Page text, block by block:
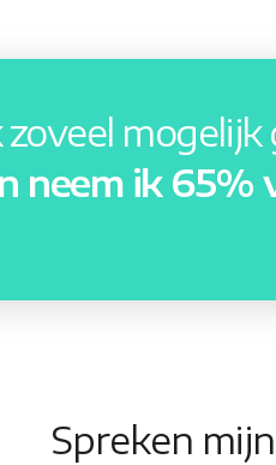
zoveel
neem ik 65%
Spreken